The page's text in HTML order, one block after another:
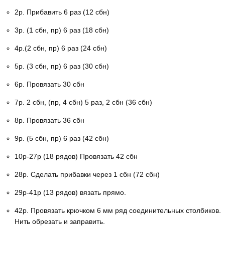
2р. Прибавить 6 раз (12 сбн)
3р. (1 сбн, пр) 6 раз (18 сбн)
4р.(2 сбн, пр) 6 раз (24 сбн)
5р. (3 сбн, пр) 6 раз (30 сбн)
6р. Провязать 30 сбн
7р. 2 сбн, (пр, 4 сбн) 5 раз, 2 сбн (36 сбн)
8р. Провязать 36 сбн
9р. (5 сбн, пр) 6 раз (42 сбн)
10р-27р (18 рядов) Провязать 42 сбн
28р. Сделать прибавки через 1 сбн (72 сбн)
29р-41р (13 рядов) вязать прямо.
42р. Провязать крючком 6 мм ряд соединительных столбиков.
Нить обрезать и заправить.